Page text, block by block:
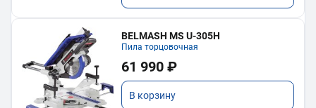
BELMASH MS U-305H
Пила торцовочная
61 990 ₽
В корзину